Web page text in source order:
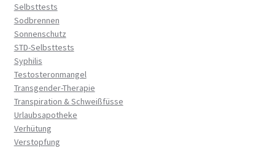
Selbsttests
Sodbrennen
Sonnenschutz
STD-Selbsttests
Syphilis
Testosteronmangel
Transgender-Therapie
Transpiration & Schweißfüsse
Urlaubsapotheke
Verhütung
Verstopfung